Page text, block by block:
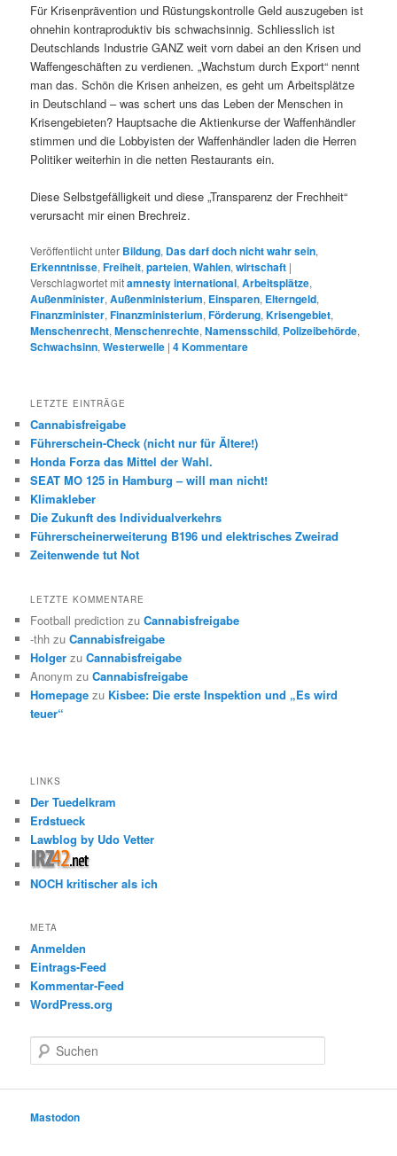
Für Krisenprävention und Rüstungskontrolle Geld auszugeben ist
ohnehin kontraproduktiv bis schwachsinnig. Schliesslich ist
Deutschlands Industrie GANZ weit vorn dabei an den Krisen und
Waffengeschäften zu verdienen. „Wachstum durch Export“ nennt
man das. Schön die Krisen anheizen, es geht um Arbeitsplätze
in Deutschland – was schert uns das Leben der Menschen in
Krisengebieten? Hauptsache die Aktienkurse der Waffenhändler
stimmen und die Lobbyisten der Waffenhändler laden die Herren
Politiker weiterhin in die netten Restaurants ein.
Diese Selbstgefälligkeit und diese „Transparenz der Frechheit“
verursacht mir einen Brechreiz.
Veröffentlicht unter Bildung, Das darf doch nicht wahr sein,
Erkenntnisse,Freiheit,parteien,Wahlen,wirtschaft |
Verschlagwortet mitamnesty international,Arbeitsplätze,
Außenminister,Außenministerium, Einsparen, Elterngeld,
Finanzminister,Finanzministerium,Förderung,Krisengebiet,
Menschenrecht,Menschenrechte,Namensschild, Polizeibehörde,
Schwachsinn,Westerwelle |4Kommentare
LETZTE EINTRÄGE
Cannabisfreigabe
Führerschein-Check (nicht nur für Ältere!)
Honda Forza das Mittel der Wahl.
SEAT MO 125 in Hamburg – will man nicht!
Klimakleber
Die Zukunft des Individualverkehrs
Führerscheinerweiterung B196 und elektrisches Zweirad
Zeitenwende tut Not
LETZTE KOMMENTARE
Football prediction zuCannabisfreigabe
-thh zuCannabisfreigabe
Holger zuCannabisfreigabe
Anonym zuCannabisfreigabe
Homepage zu Kisbee: Die erste Inspektion und „Es wird
teuer“
LINKS
Der Tuedelkram
Erdstueck
Lawblog by Udo Vetter
NOCH kritischer als ich
META
Anmelden
Eintrags-Feed
Kommentar-Feed
WordPress.org
u
e
Mastodon